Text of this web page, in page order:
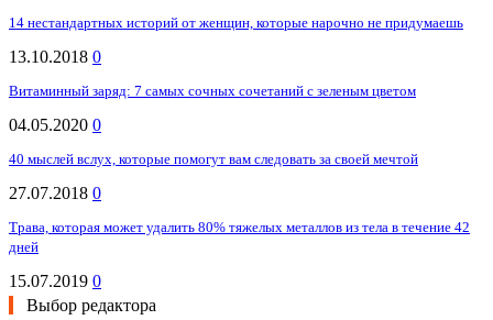
14 нестандартных историй от женщин, которые нарочно не придумаешь
13.10.2018 0
Витаминный заряд: 7 самых сочных сочетаний с зеленым цветом
04.05.2020 0
40 мыслей вслух, которые помогут вам следовать за своей мечтой
27.07.2018 0
Трава, которая может удалить 80% тяжелых металлов из тела в течение 42
дней
15.07.2019 0
Выбор редактора